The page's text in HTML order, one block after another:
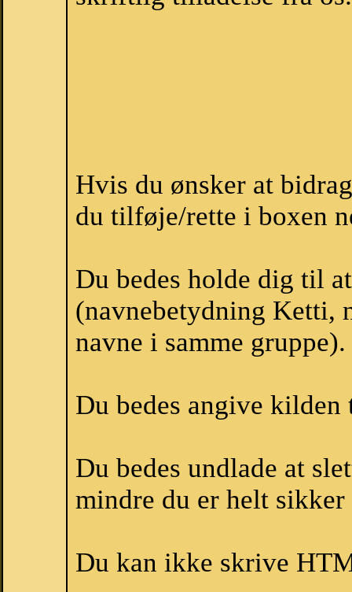
Hvis du ønsker at
du tilføje/rette i boxen
Du bedes holde dig til
(navnebetydning Ketti,
navne i samme gruppe).
Du bedes angive
Du bedes undlade at
mindre du er helt
Du kan ikke skrive